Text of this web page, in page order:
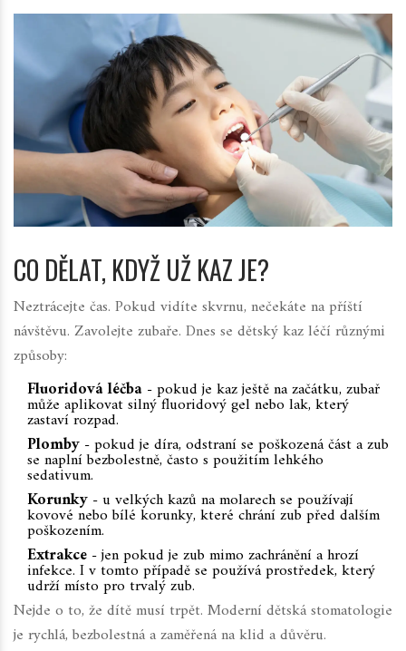
CO DĚLAT, KDYŽ UŽ KAZ JE?
Neztrácejte čas. Pokud vidíte skvrnu, nečekáte na příští
návštěvu. Zavolejte zubaře. Dnes se dětský kaz léčí různými
způsoby:
Fluoridová léčba - pokud je kaz ještě na začátku, zubař
může aplikovat silný fluoridový gel nebo lak, který
zastaví rozpad.
Plomby - pokud je díra, odstraní se poškozená část a zub
se naplní bezbolestně, často s použitím lehkého
sedativum.
Korunky - u velkých kazů na molarech se používají
kovové nebo bílé korunky, které chrání zub před dalším
poškozením.
Extrakce - jen pokud je zub mimo zachránění a hrozí
infekce. I v tomto případě se používá prostředek, který
udrží místo pro trvalý zub.
Nejde o to, že dítě musí trpět. Moderní dětská stomatologie
je rychlá, bezbolestná a zaměřená na klid a důvěru.